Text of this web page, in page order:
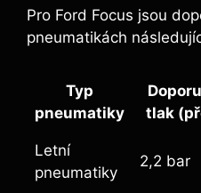
Pro Ford Focus jsou
pneumatikách
Typ
pneumatiky
tlak
Letní
pneumatiky
2,2 bar